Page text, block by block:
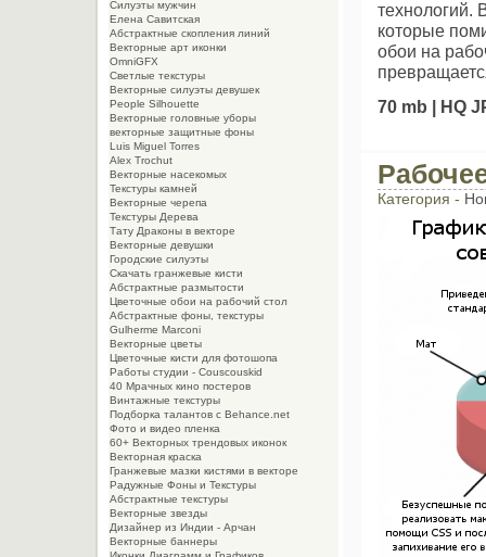
технологий.
которые
обои на
70 mb | HQ
Категория -
Силуэты мужчин
Елена Савитская
Абстрактные скопления линий
Векторные арт иконки
OmniGFX
Светлые текстуры
Векторные силуэты девушек
People Silhouette
Векторные головные уборы
векторные защитные фоны
Luis Miguel Torres
Alex Trochut
Векторные насекомых
Текстуры камней
Векторные черепа
Текстуры Дерева
Тату Драконы в векторе
Векторные девушки
Городские силуэты
Скачать гранжевые кисти
Абстрактные размытости
Цветочные обои на рабочий стол
Абстрактные фоны, текстуры
Gulherme Marconi
Векторные цветы
Цветочные кисти для фотошопа
Работы студии - Couscouskid
40 Мрачных кино постеров
Винтажные текстуры
Подборка талантов с Behance.net
Фото и видео пленка
60+ Векторных трендовых иконок
Векторная краска
Гранжевые мазки кистями в векторе
Радужные Фоны и Текстуры
Абстрактные текстуры
Векторные звезды
Дизайнер из Индии - Арчан
Векторные баннеры